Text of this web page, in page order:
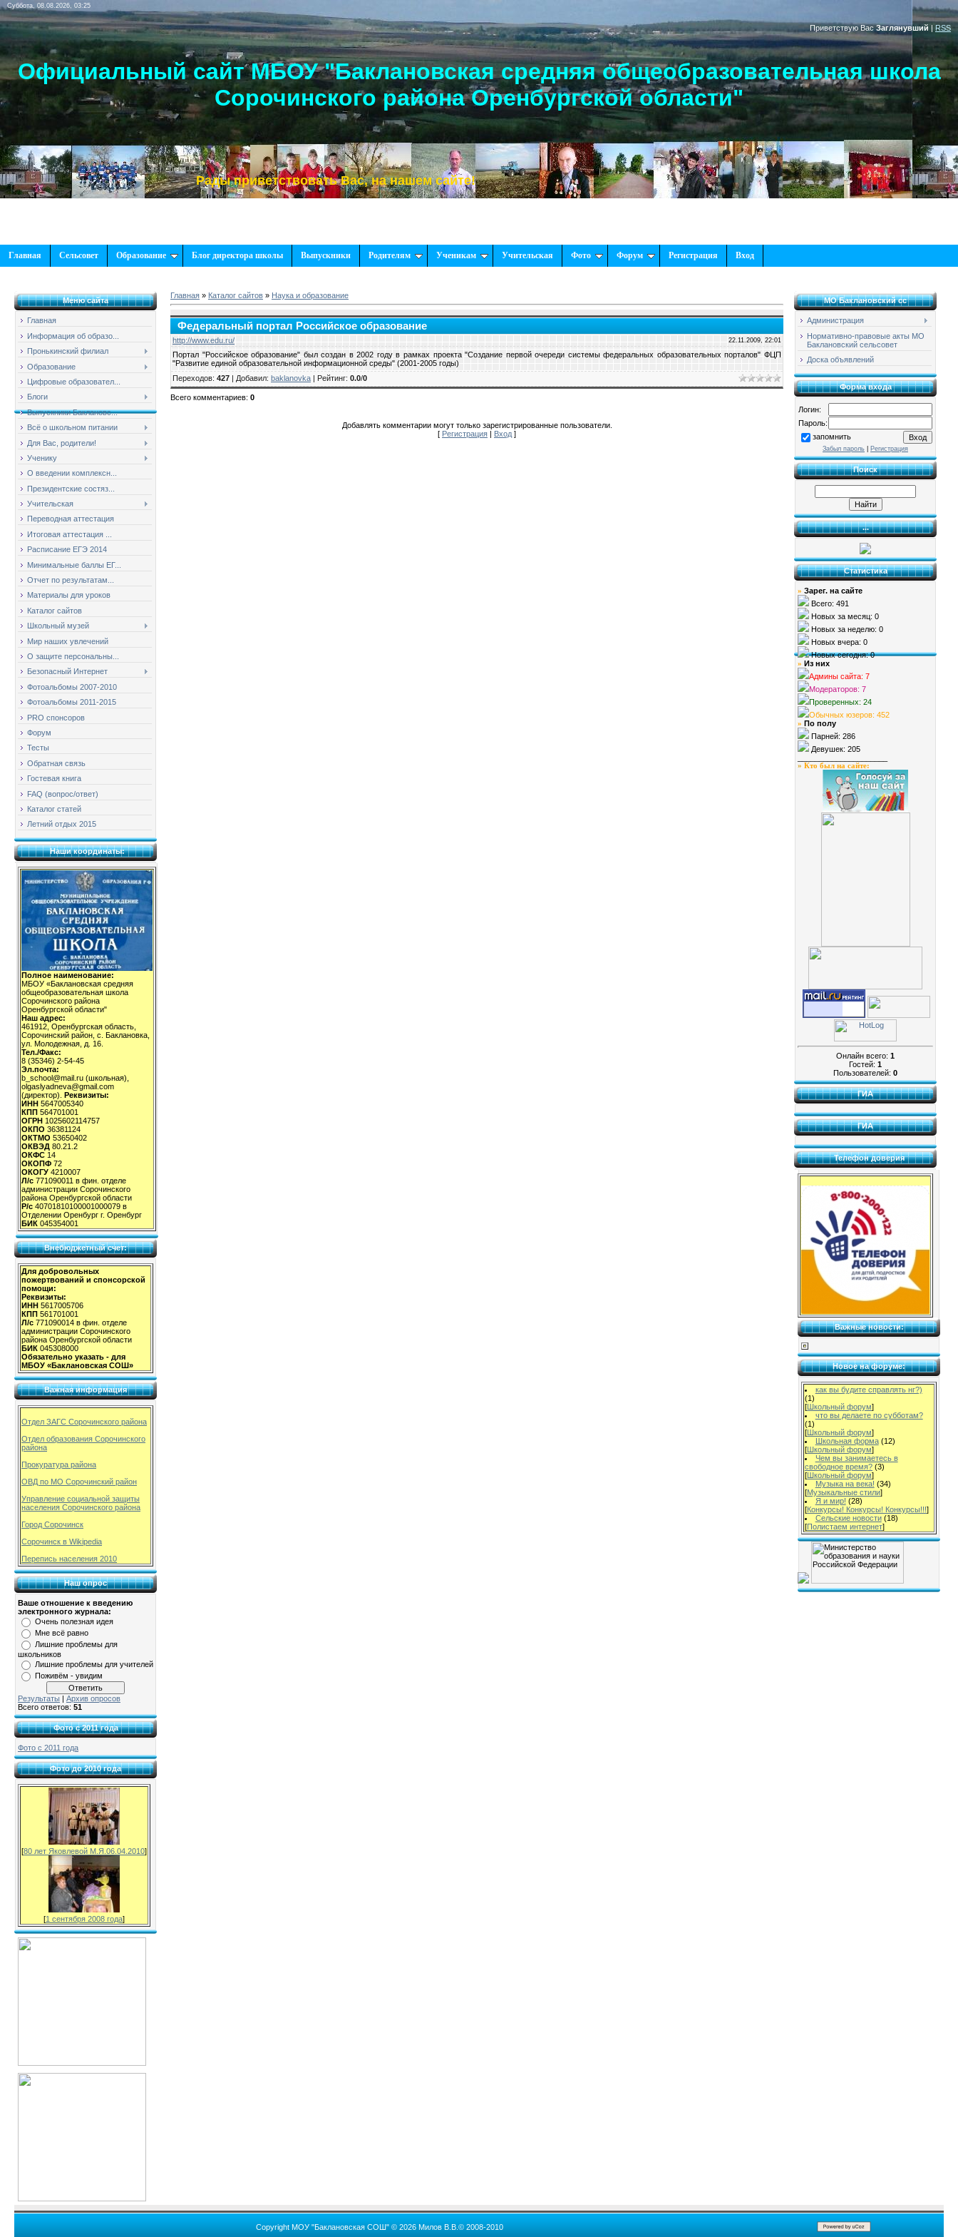
Суббота, 08.08.2026, 03:25
Приветствую Вас Заглянувший | RSS
Официальный сайт МБОУ "Баклановская средняя общеобразовательная школа
Сорочинского района Оренбургской области"
Рады приветствовать Вас, на нашем сайте!
Главная Сельсовет Образование Блог директора школы Выпускники Родителям Ученикам Учительская Фото Форум Регистрация Вход
Меню сайта
Главная
Информация об образо...
Пронькинский филиал
Образование
Цифровые образовател...
Блоги
Выпускники Баклановс...
Всё о школьном питании
Для Вас, родители!
Ученику
О введении комплексн...
Президентские состяз...
Учительская
Переводная аттестация
Итоговая аттестация ...
Расписание ЕГЭ 2014
Минимальные баллы ЕГ...
Отчет по результатам...
Материалы для уроков
Каталог сайтов
Школьный музей
Мир наших увлечений
О защите персональны...
Безопасный Интернет
Фотоальбомы 2007-2010
Фотоальбомы 2011-2015
PRO спонсоров
Форум
Тесты
Обратная связь
Гостевая книга
FAQ (вопрос/ответ)
Каталог статей
Летний отдых 2015
Наши координаты:
Полное наименование:
МБОУ «Баклановская средняя
общеобразовательная школа
Сорочинского района
Оренбургской области"
Наш адрес:
461912, Оренбургская область,
Сорочинский район, с. Баклановка,
ул. Молодежная, д. 16.
Тел./Факс:
8 (35346) 2-54-45
Эл.почта:
b_school@mail.ru (школьная),
olgaslyadneva@gmail.com
(директор). Реквизиты:
ИНН 5647005340
КПП 564701001
ОГРН 1025602114757
ОКПО 36381124
ОКТМО 53650402
ОКВЭД 80.21.2
ОКФС 14
ОКОПФ 72
ОКОГУ 4210007
Л/с 771090011 в фин. отделе
администрации Сорочинского
района Оренбургской области
Р/с 40701810100001000079 в
Отделении Оренбург г. Оренбург
БИК 045354001
Внебюджетный счет:
Для добровольных
пожертвований и спонсорской
помощи:
Реквизиты:
ИНН 5617005706
КПП 561701001
Л/с 771090014 в фин. отделе
администрации Сорочинского
района Оренбургской области
БИК 045308000
Обязательно указать - для
МБОУ «Баклановская СОШ»
Важная информация
Отдел ЗАГС Сорочинского района
Отдел образования Сорочинского
района
Прокуратура района
ОВД по МО Сорочинский район
Управление социальной защиты
населения Сорочинского района
Город Сорочинск
Сорочинск в Wikipedia
Перепись населения 2010
Наш опрос
Ваше отношение к введению
электронного журнала:
Очень полезная идея
Мне всё равно
Лишние проблемы для
школьников
Лишние проблемы для учителей
Поживём - увидим
Результаты
Архив опросов
Всего ответов: 51
Фото с 2011 года
Фото с 2011 года
Фото до 2010 года
[80 лет Яковлевой М.Я.06.04.2010]
[1 сентября 2008 года]
Главная » Каталог сайтов » Наука и образование
Федеральный портал Российское образование
http://www.edu.ru/ 22.11.2009, 22:01
Портал "Российское образование" был создан в 2002 году в рамках проекта "Создание первой очереди системы федеральных образовательных порталов" ФЦП
"Развитие единой образовательной информационной среды" (2001-2005 годы)
Переходов: 427 | Добавил: baklanovka | Рейтинг: 0.0/0
Всего комментариев: 0
Добавлять комментарии могут только зарегистрированные пользователи.
[ Регистрация | Вход ]
МО Баклановский сс
Администрация
Нормативно-правовые акты МО
Баклановский сельсовет
Доска объявлений
Форма входа
Логин:
Пароль:
запомнить
Забыл пароль Регистрация
Поиск
...
Статистика
» Зарег. на сайте
Всего: 491
Новых за месяц: 0
Новых за неделю: 0
Новых вчера: 0
Новых сегодня: 0
» Из них
Админы сайта: 7
Модераторов: 7
Проверенных: 24
Обычных юзеров: 452
» По полу
Парней: 286
Девушек: 205
» Кто был на сайте:
Онлайн всего: 1
Гостей: 1
Пользователей: 0
ГИА
ГИА
Телефон доверия
Важные новости:
Новое на форуме:
как вы будите справлять нг?)
(1)
[Школьный форум]
что вы делаете по субботам?
(1)
[Школьный форум]
Школьная форма (12)
[Школьный форум]
Чем вы занимаетесь в
свободное время? (3)
[Школьный форум]
Музыка на века! (34)
[Музыкальные стили]
Я и мир! (28)
[Конкурсы! Конкурсы! Конкурсы!!!]
Сельские новости (18)
[Полистаем интернет]
Copyright МОУ "Баклановская СОШ" © 2026 Милов В.В.© 2008-2010